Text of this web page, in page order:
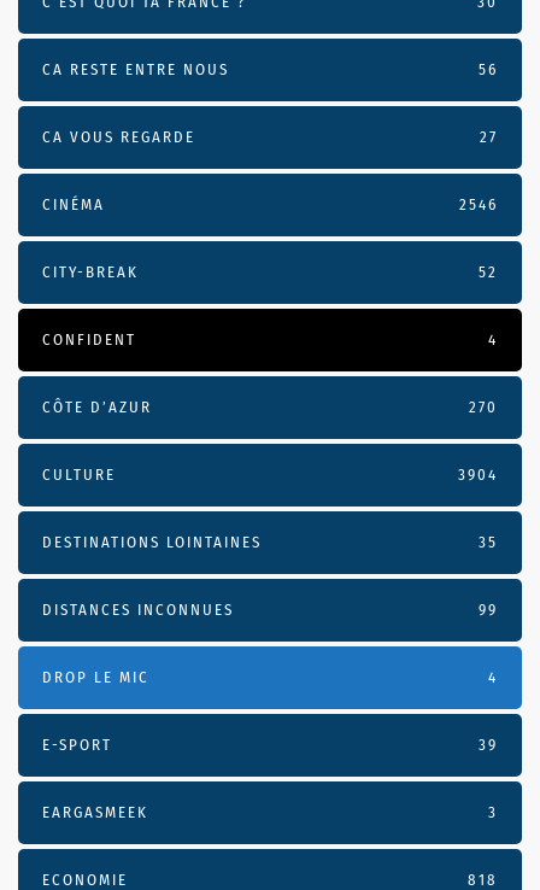
CA RESTE ENTRE NOUS 56
CA VOUS REGARDE 27
CINÉMA 2546
CITY-BREAK 52
CONFIDENT 4
CÔTE D’AZUR 270
CULTURE 3904
DESTINATIONS LOINTAINES 35
DISTANCES INCONNUES 99
DROP LE MIC 4
E-SPORT 39
EARGASMEEK 3
ECONOMIE 818